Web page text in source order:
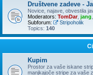
Društvene zadeve -
Novice, najave, obvestila
Moderators: TomDar, jang
Subforum:
Stripoholik
Topics: 140
Kupim
Prostor za vaše iskane
manjkajoče stripe za vaše